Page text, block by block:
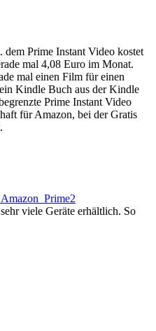
Prime Instant Video kostet
mal 4,08 Euro im Monat.
mal einen Film für einen
Kindle Buch aus der Kindle
Prime Instant Video
für Amazon, bei der Gratis
viele Geräte erhältlich. So